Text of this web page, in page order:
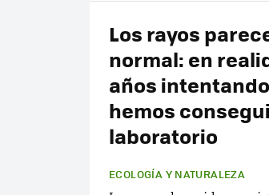
Los rayos
normal: en
años
hemos
laboratorio
ECOLOGÍA Y NATURALEZA